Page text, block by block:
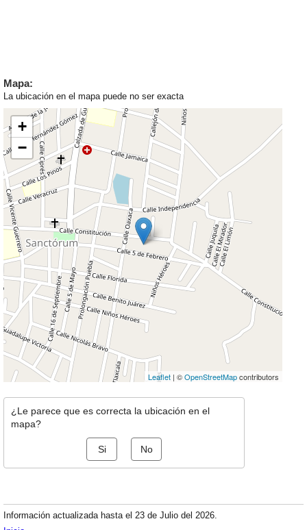
Mapa:
La ubicación en el mapa puede no ser exacta
+
−
Leaflet | ©OpenStreetMapcontributors
¿Le parece que es correcta la ubicación en el
mapa?
Si No
Información actualizada hasta el 23 de Julio del 2026.